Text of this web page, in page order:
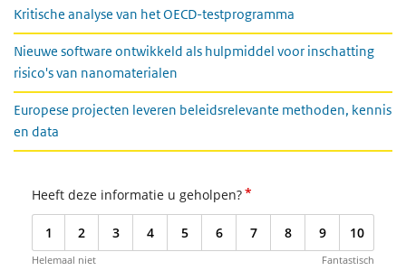
Kritische analyse van het OECD-testprogramma
Nieuwe software ontwikkeld als hulpmiddel voor inschatting
risico's van nanomaterialen
Europese projecten leveren beleidsrelevante methoden, kennis
en data
Heeft deze informatie u geholpen?*
1 2 3 4 5 6 7 8 9 10
Helemaal niet Fantastisch